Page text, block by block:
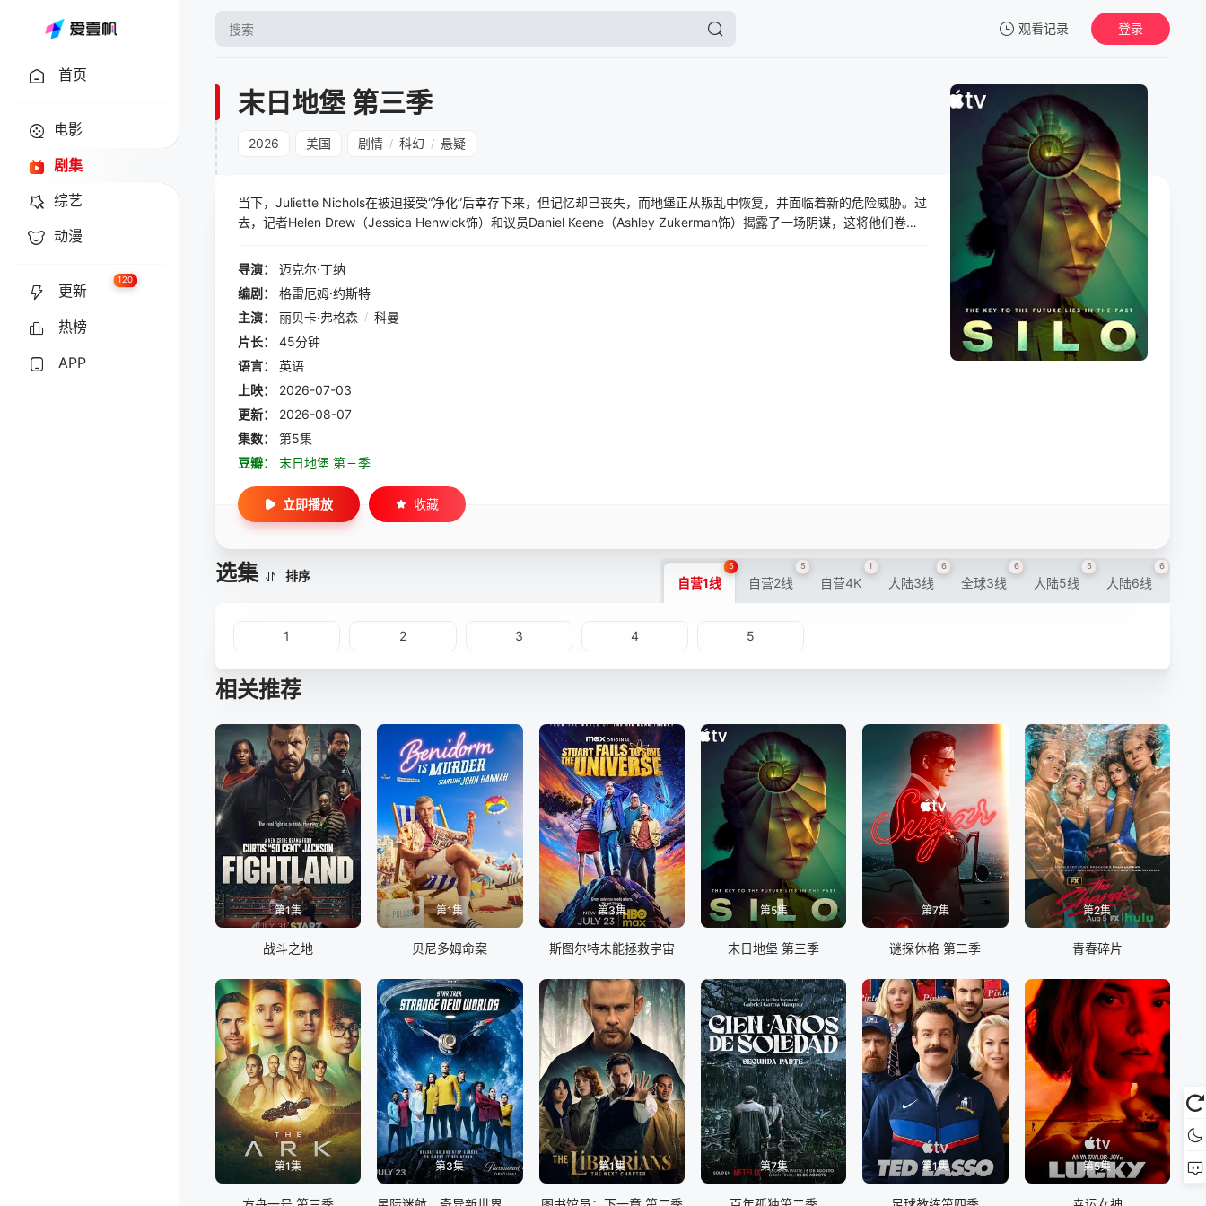
观看记录
暂无观看影片的记录
登录
首页
电影
剧集
综艺
动漫
更新
120
热榜
APP
末日地堡 第三季
2026 美国 剧情 / 科幻 / 悬疑
当下，Juliette Nichols在被迫接受“净化”后幸存下来，但记忆却已丧失，而地堡正从叛乱中恢复，并面临着新的危险威胁。过
去，记者Helen Drew（Jessica Henwick饰）和议员Daniel Keene（Ashley Zukerman饰）揭露了一场阴谋，这将他们卷入
导演：
迈克尔·丁纳
编剧：
格雷厄姆·约斯特
主演：
丽贝卡·弗格森 / 科曼
片长：
45分钟
语言：
英语
上映：
2026-07-03
更新：
2026-08-07
集数：
第5集
豆瓣：
末日地堡 第三季
立即播放 收藏
选集 排序 自营1线
5
自营2线
5
自营4K
1
大陆3线
6
全球3线
6
大陆5线
5
大陆6线
6
1 2 3 4 5
相关推荐
第1集
战斗之地
第1集
贝尼多姆命案
第3集
斯图尔特未能拯救宇宙
第5集
末日地堡 第三季
第7集
谜探休格 第二季
第2集
青春碎片
第1集 第3集 第1集 第7集 第1集 第5集